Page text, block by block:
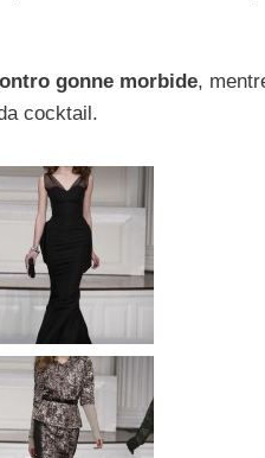
gonne morbide,
cocktail.